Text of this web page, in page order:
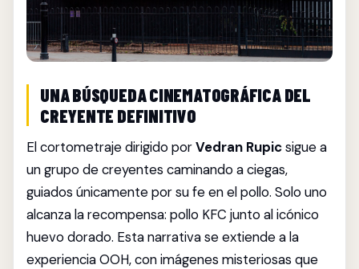
UNA BÚSQUEDA CINEMATOGRÁFICA DEL
CREYENTE DEFINITIVO
El cortometraje dirigido porVedran Rupicsigue a
un grupo de creyentes caminando a ciegas,
guiados únicamente por su fe en el pollo. Solo uno
alcanza la recompensa: pollo KFC junto al icónico
huevo dorado. Esta narrativa se extiende a la
experiencia OOH, con imágenes misteriosas que